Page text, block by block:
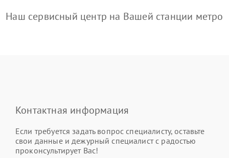
Наш сервисный центр на Вашей станции метро
Контактная информация
Если требуется задать вопрос специалисту, оставьте
свои данные и дежурный специалист с радостью
проконсультирует Вас!